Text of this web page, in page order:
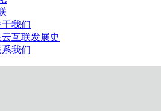
于我们
互联发展史
我们